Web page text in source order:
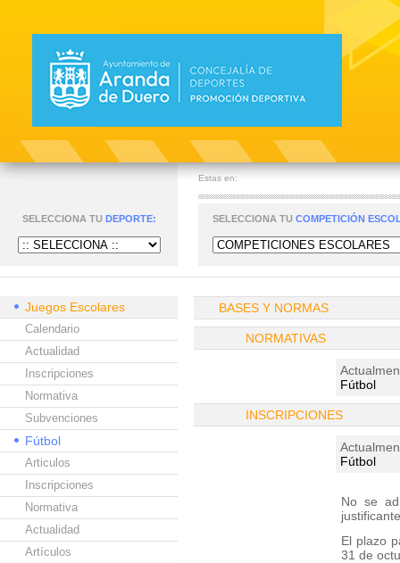
Estas en:
SELECCIONA TU DEPORTE: SELECCIONA TU COMPETICIÓN
Juegos Escolares
Calendario
Actualidad
Inscripciones
Normativa
Subvenciones
Fútbol
Articulos
Inscripciones
Normativa
Actualidad
Artículos
BASES Y NORMAS
NORMATIVAS
Fútbol
INSCRIPCIONES
Fútbol
No se
El plazo
31 de